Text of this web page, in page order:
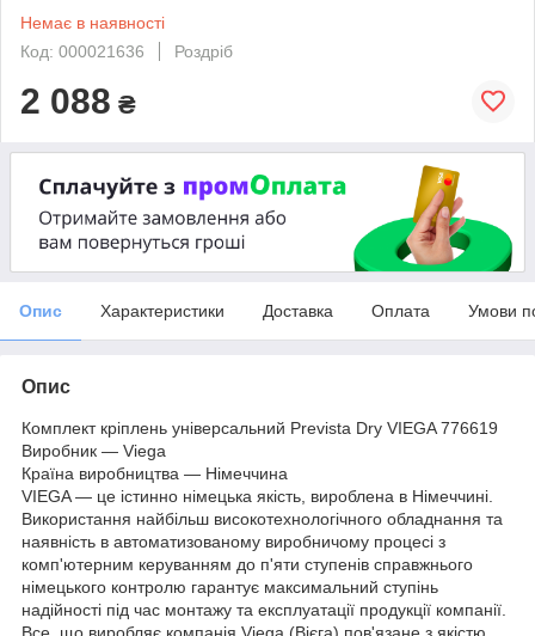
Немає в наявності
Код: 000021636
Роздріб
2 088 ₴
Опис Характеристики Доставка Оплата Умови
Опис
Комплект кріплень універсальний Prevista Dry VIEGA 776619
Виробник — Viega
Країна виробництва — Німеччина
VIEGA — це істинно німецька якість, вироблена в Німеччині.
Використання найбільш високотехнологічного обладнання та
наявність в автоматизованому виробничому процесі з
комп'ютерним керуванням до п'яти ступенів справжнього
німецького контролю гарантує максимальний ступінь
надійності під час монтажу та експлуатації продукції компанії.